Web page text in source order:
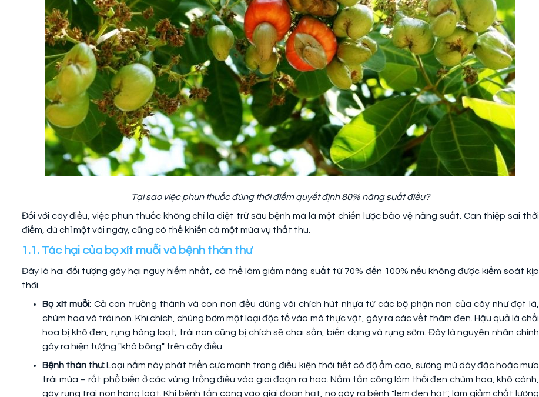
Tại sao việc phun thuốc đúng thời điểm quyết định 80% năng suất điều?
Đối với cây điều, việc phun thuốc không chỉ là diệt trừ sâu bệnh mà là một chiến lược bảo vệ năng suất. Can thiệp sai thời
điểm, dù chỉ một vài ngày, cũng có thể khiến cả một mùa vụ thất thu.
1.1. Tác hại của bọ xít muỗi và bệnh thán thư
Đây là hai đối tượng gây hại nguy hiểm nhất, có thể làm giảm năng suất từ 70% đến 100% nếu không được kiểm soát kịp
thời.
Bọ xít muỗi: Cả con trưởng thành và con non đều dùng vòi chích hút nhựa từ các bộ phận non của cây như đọt lá,
chùm hoa và trái non. Khi chích, chúng bơm một loại độc tố vào mô thực vật, gây ra các vết thâm đen. Hậu quả là chồi
hoa bị khô đen, rụng hàng loạt; trái non cũng bị chích sẽ chai sần, biến dạng và rụng sớm. Đây là nguyên nhân chính
gây ra hiện tượng "khô bông" trên cây điều.
Bệnh thán thư:Loại nấm này phát triển cực mạnh trong điều kiện thời tiết có độ ẩm cao, sương mù dày đặc hoặc mưa
trái mùa – rất phổ biến ở các vùng trồng điều vào giai đoạn ra hoa. Nấm tấn công làm thối đen chùm hoa, khô cành,
gây rụng trái non hàng loạt. Khi bệnh tấn công vào giai đoạn hạt, nó gây ra bệnh "lem đen hạt", làm giảm chất lượng